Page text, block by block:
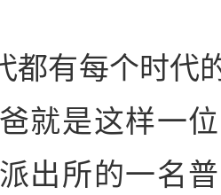
都有每个时代
就是这样一
出所的一名